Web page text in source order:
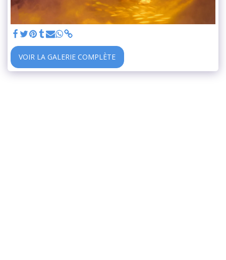
VOIR LA GALERIE COMPLÈTE